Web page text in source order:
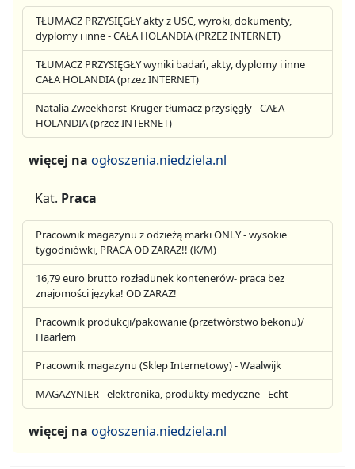
TŁUMACZ PRZYSIĘGŁY akty z USC, wyroki, dokumenty,
dyplomy i inne - CAŁA HOLANDIA (PRZEZ INTERNET)
TŁUMACZ PRZYSIĘGŁY wyniki badań, akty, dyplomy i inne
CAŁA HOLANDIA (przez INTERNET)
Natalia Zweekhorst-Krüger tłumacz przysięgły - CAŁA
HOLANDIA (przez INTERNET)
więcej na ogłoszenia.niedziela.nl
Kat. Praca
Pracownik magazynu z odzieżą marki ONLY - wysokie
tygodniówki, PRACA OD ZARAZ!! (K/M)
16,79 euro brutto rozładunek kontenerów- praca bez
znajomości języka! OD ZARAZ!
Pracownik produkcji/pakowanie (przetwórstwo bekonu)/
Haarlem
Pracownik magazynu (Sklep Internetowy) - Waalwijk
MAGAZYNIER - elektronika, produkty medyczne - Echt
więcej na ogłoszenia.niedziela.nl